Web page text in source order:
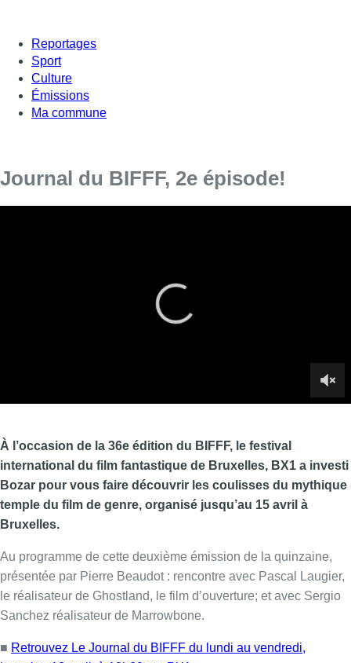
Reportages
Sport
Culture
Émissions
Ma commune
Journal du BIFFF, 2e épisode!
Bozar pour vous faire découvrir les coulisses du mythique
temple du film de genre, organisé jusqu’au 15 avril à
présentée par Pierre Beaudot : rencontre avec Pascal Laugier,
le réalisateur de Ghostland, le film d’ouverture; et avec Sergio
■ Retrouvez Le Journal du BIFFF du lundi au vendredi,
jusqu’au 13 avril, à 18h20 sur BX1.
Lire aussi :
Météo: du soleil et jusqu’à 28°C ce
samedi, l’avertissement jaune à la
chaleur activé